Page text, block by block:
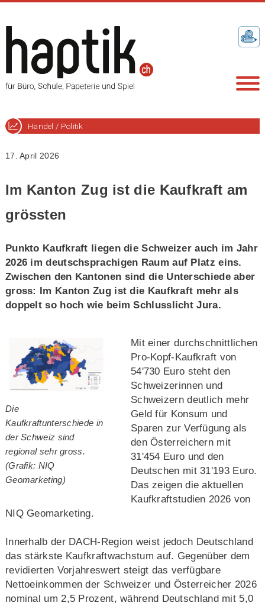
Handel / Politik
17. April 2026
Im Kanton Zug ist die Kaufkraft am
grössten
Punkto Kaufkraft liegen die Schweizer auch im Jahr
2026 im deutschsprachigen Raum auf Platz eins.
Zwischen den Kantonen sind die Unterschiede aber
gross: Im Kanton Zug ist die Kaufkraft mehr als
doppelt so hoch wie beim Schlusslicht Jura.
Die
Kaufkraftunterschiede in
der Schweiz sind
regional sehr gross.
(Grafik: NIQ
Geomarketing)
Mit einer durchschnittlichen
Pro‑Kopf‑Kaufkraft von
54'730 Euro steht den
Schweizerinnen und
Schweizern deutlich mehr
Geld für Konsum und
Sparen zur Verfügung als
den Österreichern mit
31'454 Euro und den
Deutschen mit 31'193 Euro.
Das zeigen die aktuellen
Kaufkraftstudien 2026 von
NIQ Geomarketing.
Innerhalb der DACH‑Region weist jedoch Deutschland
das stärkste Kaufkraftwachstum auf. Gegenüber dem
revidierten Vorjahreswert steigt das verfügbare
Nettoeinkommen der Schweizer und Österreicher 2026
nominal um 2,5 Prozent, während Deutschland mit 5,0